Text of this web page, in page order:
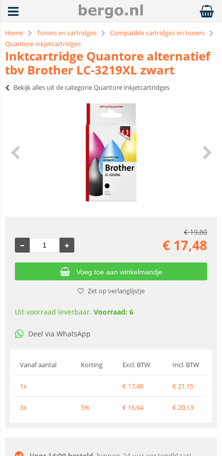
Home Toners en cartridges
Compatible cartridges en toners
Quantore inkjetcartridges
Inktcartridge Quantore alternatief
tbv Brother LC-3219XL zwart
Bekijk alles uit de categorie Quantore inkjetcartridges
€19,80
€ 17,48
Voeg toe aan winkelmandje
Zet op verlanglijstje
Uit voorraad leverbaar. Voorraad: 6
Deel via WhatsApp
Vanaf aantal Korting Excl. BTW Incl. BTW
1x € 17,48 €21,15
3x 5% € 16,64 €20,13